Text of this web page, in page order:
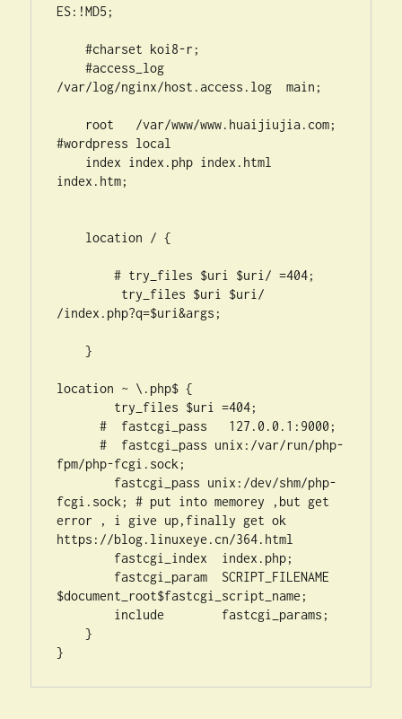
ES:!MD5;
    #charset koi8-r;
    #access_log
/var/log/nginx/host.access.log  main;
#wordpress local
index.htm;
        # try_files $uri $uri/ =404;
/index.php?q=$uri&args;
    }
location ~ \.php$ {
      #  fastcgi_pass   127.0.0.1:9000;
      #  fastcgi_pass unix:/var/run/php-
fpm/php-fcgi.sock;
fcgi.sock; # put into memorey ,but get
error , i give up,finally get ok
https://blog.linuxeye.cn/364.html
$document_root$fastcgi_script_name;
    }
}